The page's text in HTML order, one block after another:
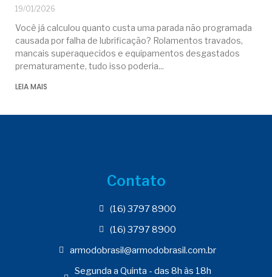
19/01/2026
Você já calculou quanto custa uma parada não programada
causada por falha de lubrificação? Rolamentos travados,
mancais superaquecidos e equipamentos desgastados
prematuramente, tudo isso poderia
LEIA MAIS
Contato
(16) 3797 8900
(16) 3797 8900
armodobrasil@armodobrasil.com.br
Segunda a Quinta - das 8h às 18h